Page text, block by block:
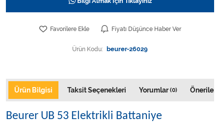
Favorilere Ekle Fiyatı Düşünce Haber Ver
Ürün Kodu: beurer-26029
Ürün Bilgisi Taksit Seçenekleri Yorumlar(0)
Beurer UB 53 Elektrikli Battaniye